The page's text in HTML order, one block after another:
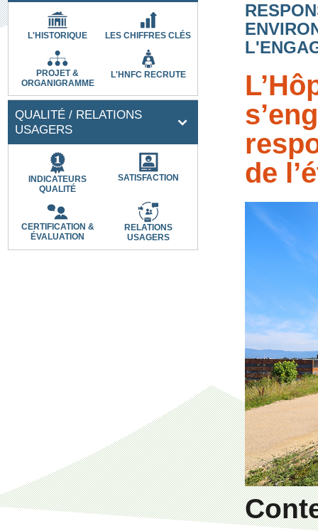
L'HISTORIQUE LES CHIFFRES CLÉS
PROJET &
ORGANIGRAMME
L'HNFC RECRUTE
QUALITÉ / RELATIONS
USAGERS
INDICATEURS
QUALITÉ
SATISFACTION
CERTIFICATION &
ÉVALUATION
RELATIONS
USAGERS
de